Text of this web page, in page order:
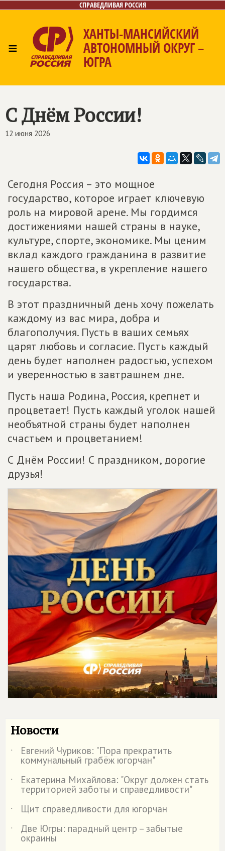
СПРАВЕДЛИВАЯ РОССИЯ
≡
ХАНТЫ-МАНСИЙСКИЙ
АВТОНОМНЫЙ ОКРУГ –
ЮГРА
С Днём России!
12 июня 2026
Сегодня Россия – это мощное
государство, которое играет ключевую
роль на мировой арене. Мы гордимся
достижениями нашей страны в науке,
культуре, спорте, экономике. Мы ценим
вклад каждого гражданина в развитие
нашего общества, в укрепление нашего
государства.
В этот праздничный день хочу пожелать
каждому из вас мира, добра и
благополучия. Пусть в ваших семьях
царят любовь и согласие. Пусть каждый
день будет наполнен радостью, успехом
и уверенностью в завтрашнем дне.
Пусть наша Родина, Россия, крепнет и
процветает! Пусть каждый уголок нашей
необъятной страны будет наполнен
счастьем и процветанием!
С Днём России! С праздником, дорогие
друзья!
Новости
˙ Евгений Чуриков: "Пора прекратить
коммунальный грабёж югорчан"
˙
Екатерина Михайлова: "Округ должен стать
территорией заботы и справедливости"
˙
Щит справедливости для югорчан
˙
Две Югры: парадный центр – забытые
окраины